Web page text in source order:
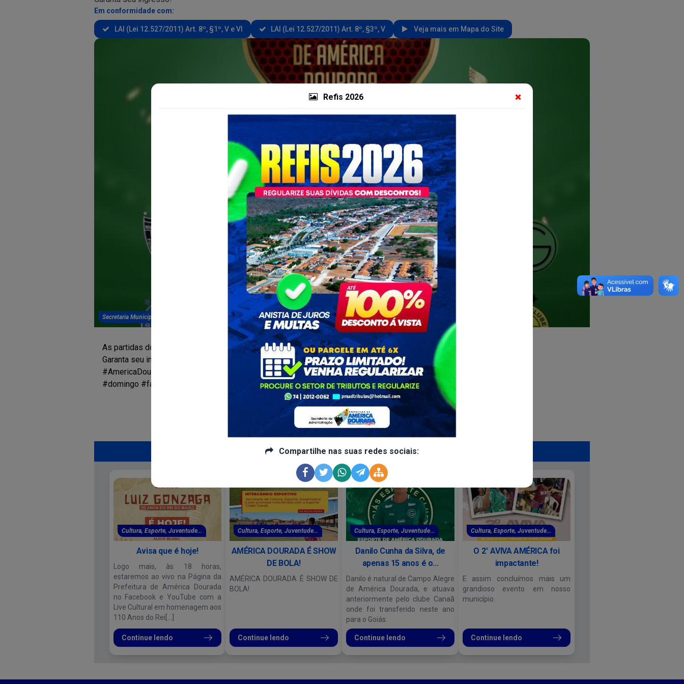
Refis 2026
Compartilhe nas suas redes sociais:
Em conformidade com:
LAI (Lei 12.527/2011) Art. 8º, §1º, V e VI LAI (Lei 12.527/2011) Art. 8º, §3º, V Veja mais em Mapa do Site
Secretaria Municipal de Cultura, Esporte, Juventude e Lazer - SEJ
21/05/2023 923 visualizações
As partidas do #campeonatomunicipal de América Dourada está pegando fogo e esses são os jogos de hoje!
Garanta seu ingresso!
#AmericaDourada #Apoieseutime #futebol #incentivoaoesporte
#domingo #fasedegrupos
Compartilhe nas suas redes sociais:
Mais notícias da Secretaria Municipal de Cultura, Esporte, Juventude e Lazer - SEJ
Cultura, Esporte, Juventude...
Avisa que é hoje!
Logo mais, às 18 horas,
estaremos ao vivo na Página da
Prefeitura de América Dourada
no Facebook e YouTube com a
Live Cultural em homenagem aos
110 Anos do Rei[...]
Continue lendo
Cultura, Esporte, Juventude...
AMÉRICA DOURADA É SHOW
DE BOLA!
AMÉRICA DOURADA É SHOW DE
BOLA!
Continue lendo
Cultura, Esporte, Juventude...
Danilo Cunha da Silva, de
apenas 15 anos é o...
Danilo é natural de Campo Alegre
de América Dourada, e atuava
anteriormente pelo clube Canaã
onde foi transferido neste ano
para o Goiás.
Continue lendo
Cultura, Esporte, Juventude...
O 2° AVIVA AMÉRICA foi
impactante!
E assim concluímos mais um
grandioso evento em nosso
município.
Continue lendo